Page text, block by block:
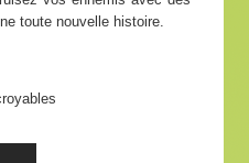
toute nouvelle histoire.